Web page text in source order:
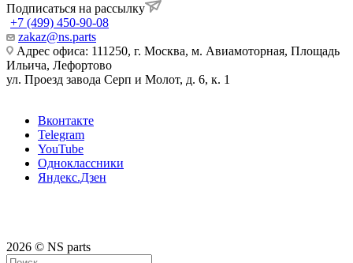
Подписаться на рассылку
+7 (499) 450-90-08
zakaz@ns.parts
Адрес офиса: 111250, г. Москва, м. Авиамоторная, Площадь
Ильича, Лефортово
ул. Проезд завода Серп и Молот, д. 6, к. 1
Вконтакте
Telegram
YouTube
Одноклассники
Яндекс.Дзен
2026 © NS parts